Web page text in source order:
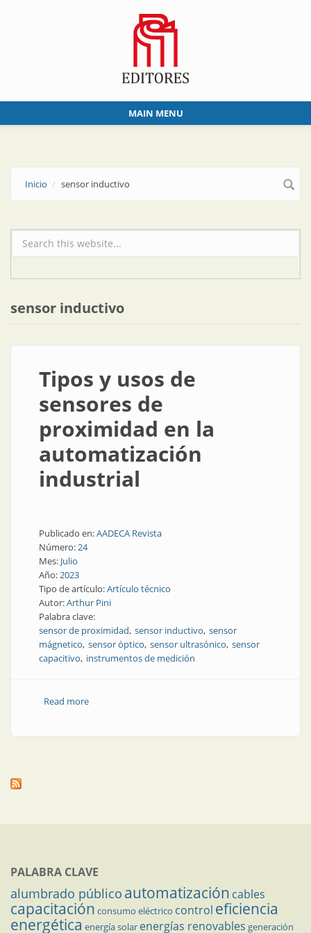
MAIN MENU
Inicio sensor inductivo
Formulario de búsqueda
sensor inductivo
Tipos y usos de
sensores de
proximidad en la
automatización
industrial
Publicado en:AADECA Revista
Número:24
Mes: Julio
Año:2023
Tipo de artículo:Artículo técnico
Autor:Arthur Pini
Palabra clave:
sensor de proximidad sensor inductivo sensor
mágnetico sensor óptico sensor ultrasónico sensor
capacitivo instrumentos de medición
Read moreabout Tipos y usos de sensores de proximidad en la
PALABRA CLAVE
alumbrado público automatización cables
capacitación consumo eléctrico control eficiencia
energética energía solar energías renovables generación